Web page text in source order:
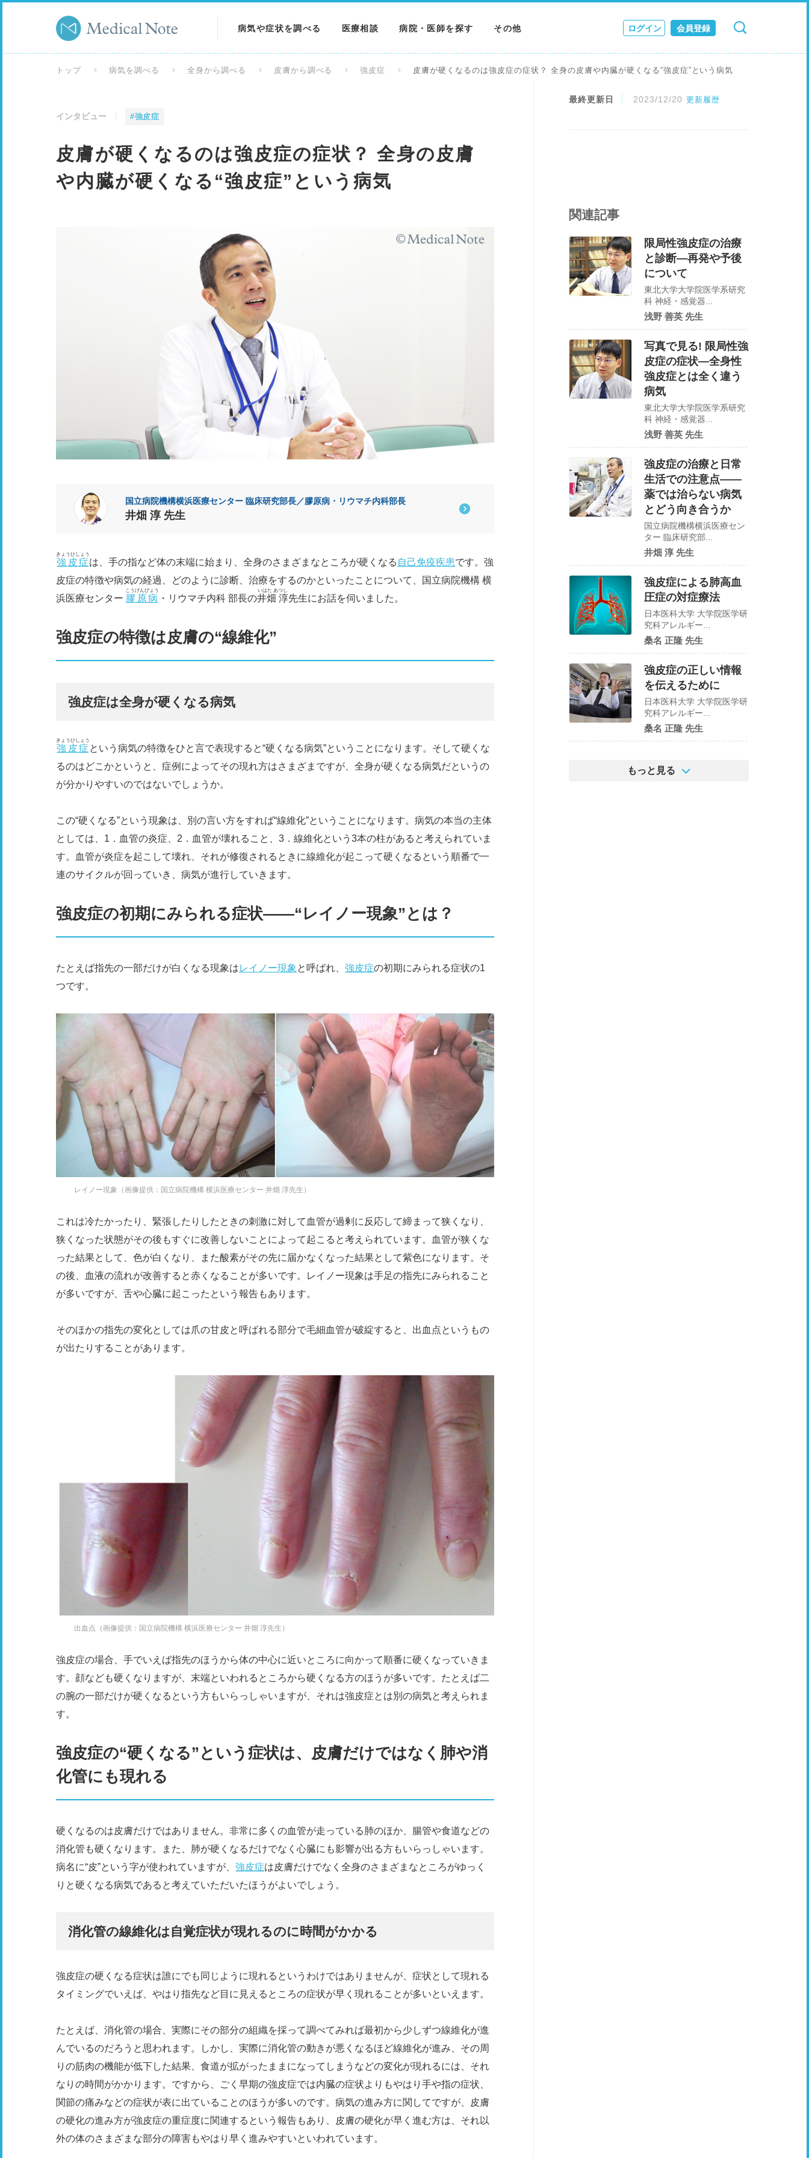
病気や症状を調べる 医療相談 病院・医師を探す その他 ログイン 会員登録
検索 キャンセル
トップ 病気を調べる 全身から調べる 皮膚から調べる 強皮症 皮膚が硬くなるのは強皮症の症状？ 全身の皮膚や内臓が硬くなる“強皮症”という病気
インタビュー #強皮症
皮膚が硬くなるのは強皮症の症状？ 全身の皮膚
や内臓が硬くなる“強皮症”という病気
国立病院機構横浜医療センター 臨床研究部長／膠原病・リウマチ内科部長
井畑 淳 先生
強皮症
きょうひしょう
は、手の指など体の末端に始まり、全身のさまざまなところが硬くなる 自己免疫疾患です。強
皮症の特徴や病気の経過、どのように診断、治療をするのかといったことについて、国立病院機構 横
浜医療センター 膠原病
こうげんびょう
・リウマチ内科 部長の井畑 淳
いはた あつし
先生にお話を伺いました。
強皮症の特徴は皮膚の“線維化”
強皮症は全身が硬くなる病気
強皮症
きょうひしょう
という病気の特徴をひと言で表現すると“硬くなる病気”ということになります。そして硬くな
るのはどこかというと、症例によってその現れ方はさまざまですが、全身が硬くなる病気だというの
が分かりやすいのではないでしょうか。
この“硬くなる”という現象は、別の言い方をすれば“線維化”ということになります。病気の本当の主体
としては、1．血管の炎症、2．血管が壊れること、3．線維化という3本の柱があると考えられていま
す。血管が炎症を起こして壊れ、それが修復されるときに線維化が起こって硬くなるという順番で一
連のサイクルが回っていき、病気が進行していきます。
強皮症の初期にみられる症状――“レイノー現象”とは？
たとえば指先の一部だけが白くなる現象はレイノー現象 と呼ばれ、 強皮症の初期にみられる症状の1
つです。
レイノー現象（画像提供：国立病院機構 横浜医療センター 井畑 淳先生）
これは冷たかったり、緊張したりしたときの刺激に対して血管が過剰に反応して締まって狭くなり、
狭くなった状態がその後もすぐに改善しないことによって起こると考えられています。血管が狭くな
った結果として、色が白くなり、また酸素がその先に届かなくなった結果として紫色になります。そ
の後、血液の流れが改善すると赤くなることが多いです。レイノー現象は手足の指先にみられること
が多いですが、舌や心臓に起こったという報告もあります。
そのほかの指先の変化としては爪の甘皮と呼ばれる部分で毛細血管が破綻すると、出血点というもの
が出たりすることがあります。
出血点（画像提供：国立病院機構 横浜医療センター 井畑 淳先生）
強皮症の場合、手でいえば指先のほうから体の中心に近いところに向かって順番に硬くなっていきま
す。顔なども硬くなりますが、末端といわれるところから硬くなる方のほうが多いです。たとえば二
の腕の一部だけが硬くなるという方もいらっしゃいますが、それは強皮症とは別の病気と考えられま
す。
強皮症の“硬くなる”という症状は、皮膚だけではなく肺や消
化管にも現れる
硬くなるのは皮膚だけではありません。非常に多くの血管が走っている肺のほか、腸管や食道などの
消化管も硬くなります。また、肺が硬くなるだけでなく心臓にも影響が出る方もいらっしゃいます。
病名に“皮”という字が使われていますが、 強皮症は皮膚だけでなく全身のさまざまなところがゆっく
りと硬くなる病気であると考えていただいたほうがよいでしょう。
消化管の線維化は自覚症状が現れるのに時間がかかる
強皮症の硬くなる症状は誰にでも同じように現れるというわけではありませんが、症状として現れる
タイミングでいえば、やはり指先など目に見えるところの症状が早く現れることが多いといえます。
たとえば、消化管の場合、実際にその部分の組織を採って調べてみれば最初から少しずつ線維化が進
んでいるのだろうと思われます。しかし、実際に消化管の動きが悪くなるほど線維化が進み、その周
りの筋肉の機能が低下した結果、食道が拡がったままになってしまうなどの変化が現れるには、それ
なりの時間がかかります。ですから、ごく早期の強皮症では内臓の症状よりもやはり手や指の症状、
関節の痛みなどの症状が表に出ていることのほうが多いのです。病気の進み方に関してですが、皮膚
の硬化の進み方が強皮症の重症度に関連するという報告もあり、皮膚の硬化が早く進む方は、それ以
外の体のさまざまな部分の障害もやはり早く進みやすいといわれています。
最終更新日 2023/12/20 更新履歴
関連記事
限局性強皮症の治療
と診断—再発や予後
について
東北大学大学院医学系研究
科 神経・感覚器...
浅野 善英 先生
写真で見る! 限局性強
皮症の症状—全身性
強皮症とは全く違う
病気
東北大学大学院医学系研究
科 神経・感覚器...
浅野 善英 先生
強皮症の治療と日常
生活での注意点――
薬では治らない病気
とどう向き合うか
国立病院機構横浜医療セン
ター 臨床研究部...
井畑 淳 先生
強皮症による肺高血
圧症の対症療法
日本医科大学 大学院医学研
究科アレルギー...
桑名 正隆 先生
強皮症の正しい情報
を伝えるために
日本医科大学 大学院医学研
究科アレルギー...
桑名 正隆 先生
もっと見る